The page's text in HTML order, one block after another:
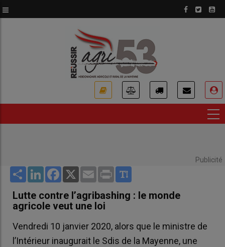
au
Publicité
Share LinkedInFacebook
X Email Print
Lutte contre l’agribashing : le monde
agricole veut une loi
Vendredi 10 janvier 2020, alors que le ministre de
l’Intérieur inaugurait le Sdis de la Mayenne, une